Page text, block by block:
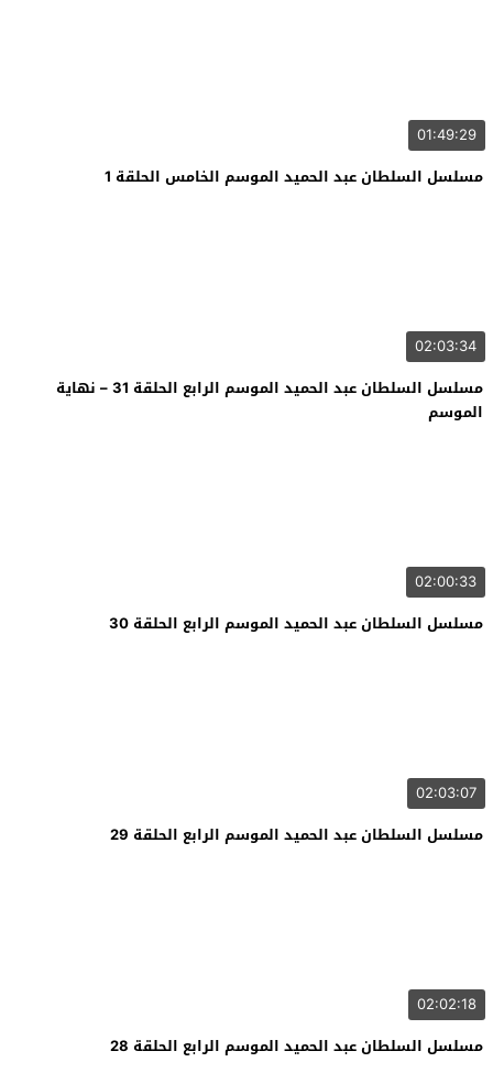
01:49:29
مسلسل السلطان عبد الحميد الموسم الخامس الحلقة 1
02:03:34
مسلسل السلطان عبد الحميد الموسم الرابع الحلقة 31 – نهاية
الموسم
02:00:33
مسلسل السلطان عبد الحميد الموسم الرابع الحلقة 30
02:03:07
مسلسل السلطان عبد الحميد الموسم الرابع الحلقة 29
02:02:18
مسلسل السلطان عبد الحميد الموسم الرابع الحلقة 28